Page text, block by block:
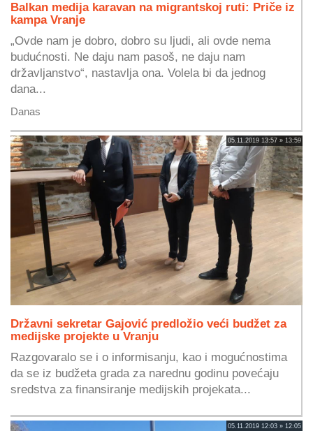
Balkan medija karavan na migrantskoj ruti: Priče iz
kampa Vranje
„Ovde nam je dobro, dobro su ljudi, ali ovde nema
budućnosti. Ne daju nam pasoš, ne daju nam
državljanstvo“, nastavlja ona. Volela bi da jednog
dana...
Danas
05.11.2019 13:57 » 13:59
Državni sekretar Gajović predložio veći budžet za
medijske projekte u Vranju
Razgovaralo se i o informisanju, kao i mogućnostima
da se iz budžeta grada za narednu godinu povećaju
sredstva za finansiranje medijskih projekata...
05.11.2019 12:03 » 12:05